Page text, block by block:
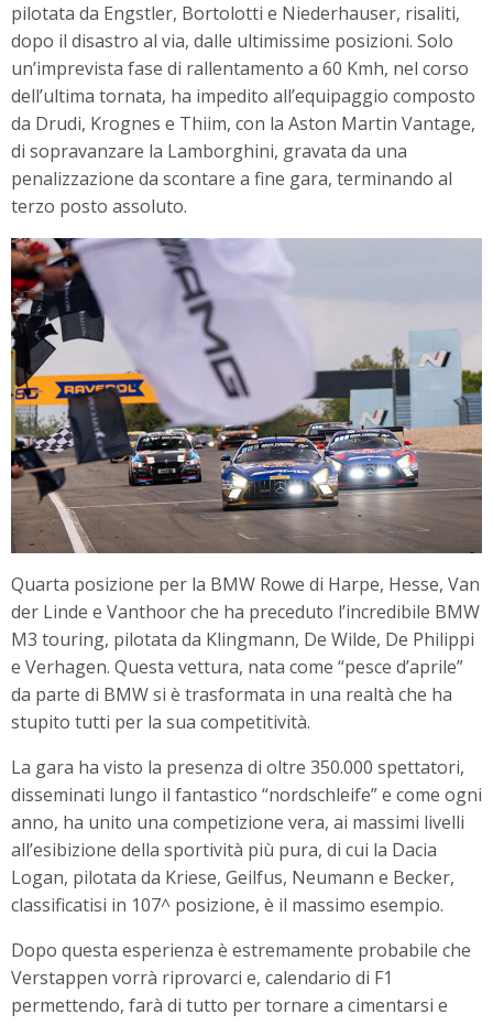
pilotata da Engstler, Bortolotti e Niederhauser, risaliti,
dopo il disastro al via, dalle ultimissime posizioni. Solo
un’imprevista fase di rallentamento a 60 Kmh, nel corso
dell’ultima tornata, ha impedito all’equipaggio composto
da Drudi, Krognes e Thiim, con la Aston Martin Vantage,
di sopravanzare la Lamborghini, gravata da una
penalizzazione da scontare a fine gara, terminando al
terzo posto assoluto.
Quarta posizione per la BMW Rowe di Harpe, Hesse, Van
der Linde e Vanthoor che ha preceduto l’incredibile BMW
M3 touring, pilotata da Klingmann, De Wilde, De Philippi
e Verhagen. Questa vettura, nata come “pesce d’aprile”
da parte di BMW si è trasformata in una realtà che ha
stupito tutti per la sua competitività.
La gara ha visto la presenza di oltre 350.000 spettatori,
disseminati lungo il fantastico “nordschleife” e come ogni
anno, ha unito una competizione vera, ai massimi livelli
all’esibizione della sportività più pura, di cui la Dacia
Logan, pilotata da Kriese, Geilfus, Neumann e Becker,
classificatisi in 107^ posizione, è il massimo esempio.
Dopo questa esperienza è estremamente probabile che
Verstappen vorrà riprovarci e, calendario di F1
permettendo, farà di tutto per tornare a cimentarsi e